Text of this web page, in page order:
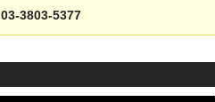
03-3803-5377